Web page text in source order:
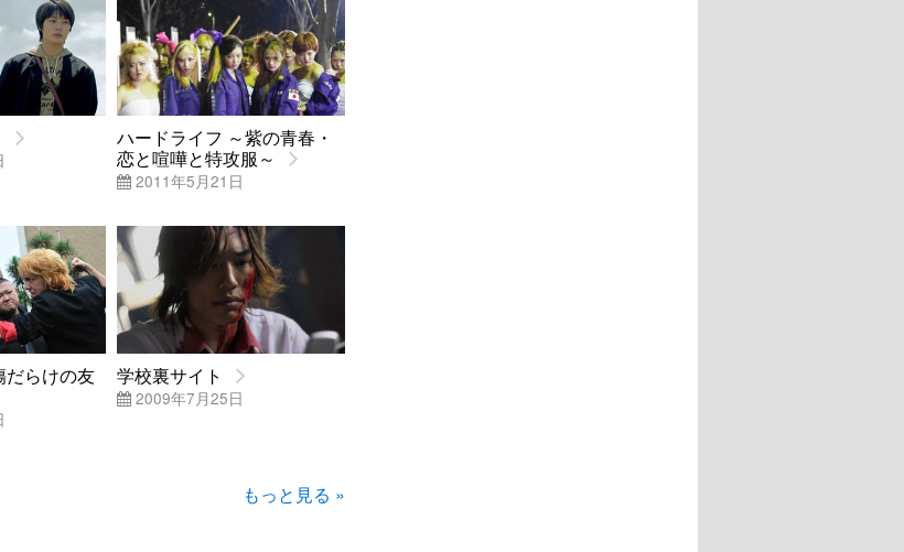
ハードライフ ～紫の青春・
恋と喧嘩と特攻服～
2011年5月21日
だらけの友
学校裏サイト
2009年7月25日
もっと見る »